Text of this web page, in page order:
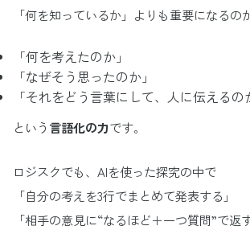
「何を知っているか」よりも重要になるのが
「何を考えたのか」
「なぜそう思ったのか」
「それをどう言葉にして、人に伝えるの
という 言語化の力です。
ロジスクでも、AIを使った探究の中で
「自分の考えを3行でまとめて発表する」
「相手の意見に“なるほど＋一つ質問”で返す